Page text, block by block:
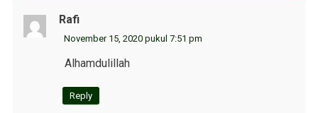
Rafi
November 15, 2020 pukul 7:51 pm
Alhamdulillah
Reply